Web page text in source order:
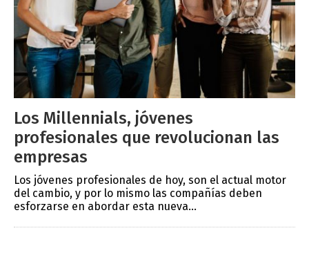
Los Millennials, jóvenes
profesionales que revolucionan las
empresas
Los jóvenes profesionales de hoy, son el actual motor
del cambio, y por lo mismo las compañías deben
esforzarse en abordar esta nueva...